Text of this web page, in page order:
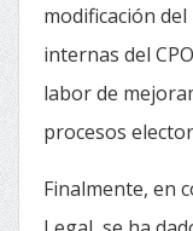
modificación
internas del
labor de
procesos
Finalmente, en